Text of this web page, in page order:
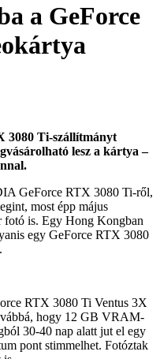
a GeForce
3080 Ti-szállítmányt
lesz a kártya –
GeForce RTX 3080 Ti-ről,
most épp május
fotó is. Egy Hong Kongban
egy GeForce RTX 3080
.
RTX 3080 Ti Ventus 3X
hogy 12 GB VRAM-
30-40 nap alatt jut el egy
pont stimmelhet. Fotóztak